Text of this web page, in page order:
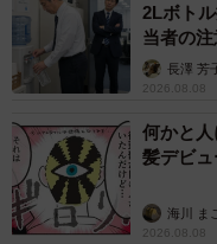
2Lボト
当者の
説】長澤 芳
2026.08.08
何かと
髪デビ
海川 ま
2026.08.08